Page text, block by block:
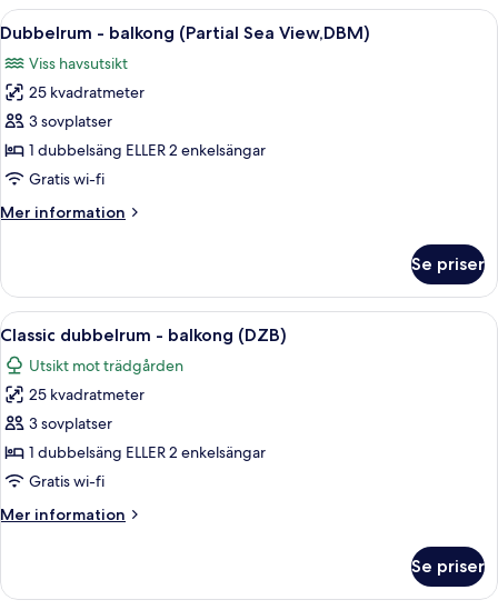
balkong
Öppna
alla
foton
för
Dubbelrum
-
balkong
Sea
Ett hotellrum med en stor säng, två
12
Dubbelrum - balkong (Partial Sea View,DBM)
Viss havsutsikt
25 kvadratmeter
3 sovplatser
1 dubbelsäng ELLER 2 enkelsängar
Gratis wi-fi
Mer information
Mer
-
balkong
(Partial
View,DBM)
Se priser
Öppna
alla
foton
för
Classic
dubbelrum
-
(DZB)
Ett modernt hotellrum med en stor
10
Classic dubbelrum - balkong (DZB)
Utsikt mot trädgården
25 kvadratmeter
3 sovplatser
1 dubbelsäng ELLER 2 enkelsängar
Gratis wi-fi
Mer information
Mer
dubbelrum
Se priser